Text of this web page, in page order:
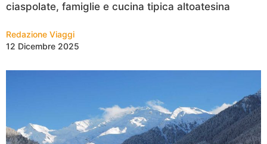
ciaspolate, famiglie e cucina tipica altoatesina
Redazione Viaggi
12 Dicembre 2025